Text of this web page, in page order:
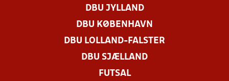
DBU JYLLAND
DBU KØBENHAVN
DBU LOLLAND-FALSTER
DBU SJÆLLAND
FUTSAL